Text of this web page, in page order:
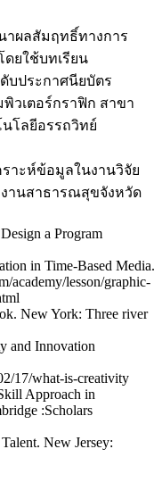
าผลสัมฤทธิ์ทางการ
ดยใช้บทเรียน
บประกาศนียบัตร
วเตอร์กราฟิก สาขา
โลยีอรรถวิทย์
าะห์ข้อมูลในงานวิจัย
านสาธารณสุขจังหวัด
a Program
in Time-Based Media.
academy/lesson/graphic-
New York: Three river
and Innovation
17/what-is-creativity
Approach in
:Scholars
New Jersey: